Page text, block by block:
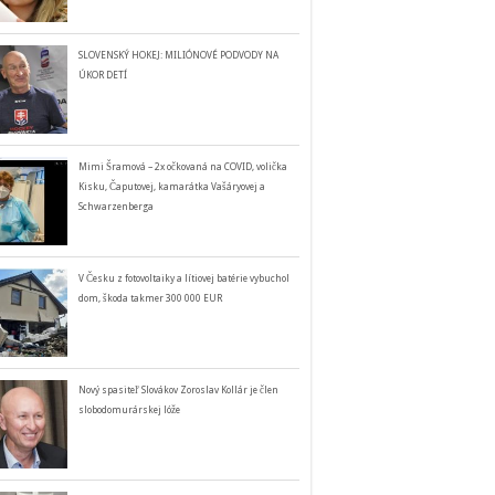
SLOVENSKÝ HOKEJ: MILIÓNOVÉ PODVODY NA
ÚKOR DETÍ
Mimi Šramová – 2x očkovaná na COVID, volička
Kisku, Čaputovej, kamarátka Vašáryovej a
Schwarzenberga
V Česku z fotovoltaiky a lítiovej batérie vybuchol
dom, škoda takmer 300 000 EUR
Nový spasiteľ Slovákov Zoroslav Kollár je člen
slobodomurárskej lóže